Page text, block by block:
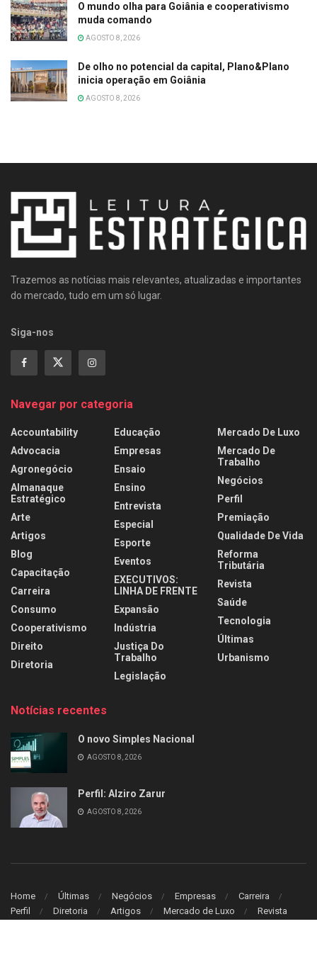
O mundo olha para Goiânia e cooperativismo
muda comando
AGOSTO 8, 2026
De olho no potencial da capital, Plano&Plano
inicia operação em Goiânia
AGOSTO 8, 2026
Trazemos as notícias mais relevantes, atualizadas e importantes
do mercado, tudo em um só lugar.
Siga-nos
Navegar por categoria
Accountability
Advocacia
Agronegócio
Almanaque
Estratégico
Arte
Artigos
Blog
Capacitação
Carreira
Consumo
Cooperativismo
Direito
Diretoria
Educação
Empresas
Ensaio
Ensino
Entrevista
Especial
Esporte
Eventos
EXECUTIVOS:
LINHA DE FRENTE
Expansão
Indústria
Justiça Do
Trabalho
Legislação
Mercado De Luxo
Mercado De
Trabalho
Negócios
Perfil
Premiação
Qualidade De Vida
Reforma
Tributária
Revista
Saúde
Tecnologia
Últimas
Urbanismo
Notícias recentes
O novo Simples Nacional
AGOSTO 8, 2026
Perfil: Alziro Zarur
AGOSTO 8, 2026
Home Últimas Negócios Empresas
Carreira
Perfil
Diretoria Artigos Mercado de Luxo Revista